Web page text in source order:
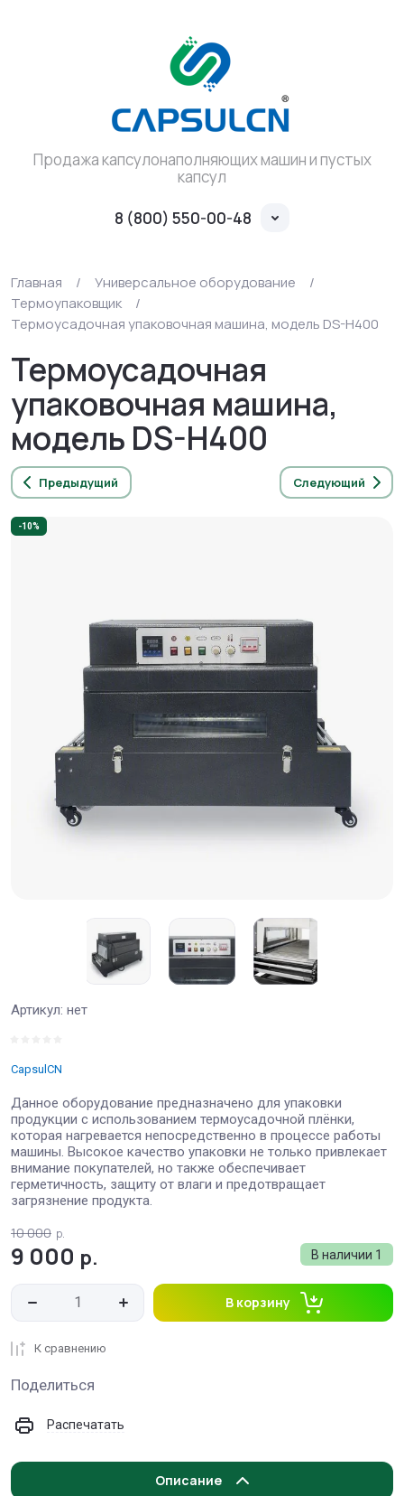
Продажа капсулонаполняющих машин и пустых
капсул
8 (800) 550-00-48
Главная / Универсальное оборудование
/
Термоупаковщик
/
Термоусадочная упаковочная машина, модель DS-H400
Термоусадочная
упаковочная машина,
модель DS-H400
Предыдущий Следующий
-10%
Артикул: нет
CapsulCN
Данное оборудование предназначено для упаковки
продукции с использованием термоусадочной плёнки,
которая нагревается непосредственно в процессе работы
машины. Высокое качество упаковки не только привлекает
внимание покупателей, но также обеспечивает
герметичность, защиту от влаги и предотвращает
загрязнение продукта.
В наличии 1
10 000 р.
9 000 р.
В корзину
К сравнению
Поделиться
Распечатать
Описание